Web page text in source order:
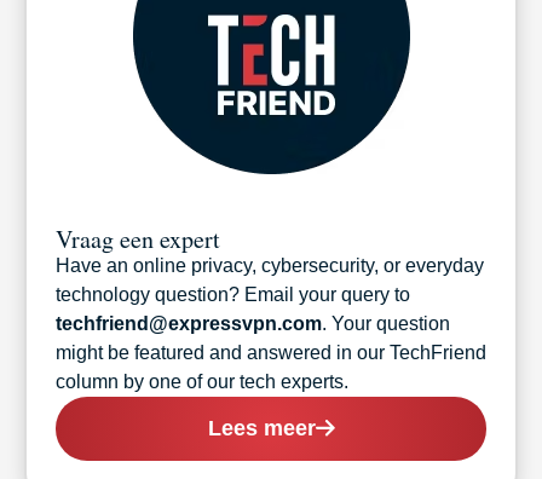
Vraag een expert
Have an online privacy, cybersecurity, or everyday
technology question? Email your query to
techfriend@expressvpn.com. Your question
might be featured and answered in our TechFriend
column by one of our tech experts.
Lees meer